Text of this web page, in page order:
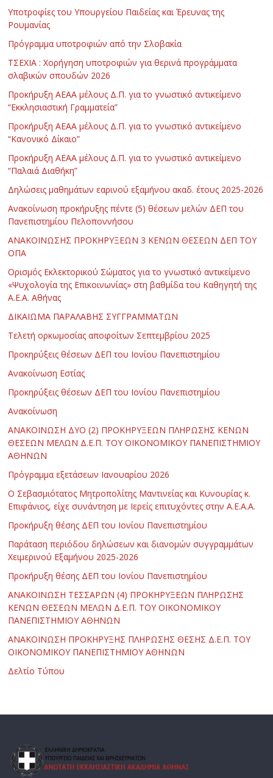
Υποτροφίες του Υπουργείου Παιδείας και Έρευνας της
Ρουμανίας
Πρόγραμμα υποτροφιών από την Σλοβακία
ΤΣΕΧΙΑ : Χορήγηση υποτροφιών για θερινά προγράμματα
σλαβικών σπουδών 2026
Προκήρυξη ΑΕΑΑ μέλους Δ.Π. για το γνωστικό αντικείμενο
“Εκκλησιαστική Γραμματεία”
Προκήρυξη ΑΕΑΑ μέλους Δ.Π. για το γνωστικό αντικείμενο
“Κανονικό Δίκαιο”
Προκήρυξη ΑΕΑΑ μέλους Δ.Π. για το γνωστικό αντικείμενο
“Παλαιά Διαθήκη”
Δηλώσεις μαθημάτων εαρινού εξαμήνου ακαδ. έτους 2025-2026
Ανακοίνωση προκήρυξης πέντε (5) θέσεων μελών ΔΕΠ του
Πανεπιστημίου Πελοποννήσου
ΑΝΑΚΟΙΝΩΣΗΣ ΠΡΟΚΗΡΥΞΕΩΝ 3 ΚΕΝΩΝ ΘΕΣΕΩΝ ΔΕΠ ΤΟΥ
ΟΠΑ
Ορισμός Εκλεκτορικού Σώματος για το γνωστικό αντικείμενο
«Ψυχολογία της Επικοινωνίας» στη βαθμίδα του Καθηγητή της
Α.Ε.Α. Αθήνας
ΔΙΚΑΙΩΜΑ ΠΑΡΑΛΑΒΗΣ ΣΥΓΓΡΑΜΜΑΤΩΝ
Τελετή ορκωμοσίας αποφοίτων Σεπτεμβρίου 2025
Προκηρύξεις θέσεων ΔΕΠ του Ιονίου Πανεπιστημίου
Ανακοίνωση Εστίας
Προκηρύξεις θέσεων ΔΕΠ του Ιονίου Πανεπιστημίου
Ανακοίνωση
ΑΝΑΚΟΙΝΩΣΗ ΔΥΟ (2) ΠΡΟΚΗΡΥΞΕΩΝ ΠΛΗΡΩΣΗΣ ΚΕΝΩΝ
ΘΕΣΕΩΝ ΜΕΛΩΝ Δ.Ε.Π. ΤΟΥ ΟΙΚΟΝΟΜΙΚΟΥ ΠΑΝΕΠΙΣΤΗΜΙΟΥ
ΑΘΗΝΩΝ
Πρόγραμμα εξετάσεων Ιανουαρίου 2026
Ο Σεβασμιότατος Μητροπολίτης Μαντινείας και Κυνουρίας κ.
Επιφάνιος, είχε συνάντηση με Ιερείς επιτυχόντες στην Α.Ε.Α.Α.
Προκήρυξη θέσης ΔΕΠ του Ιονίου Πανεπιστημίου
Παράταση περιόδου δηλώσεων και διανομών συγγραμμάτων
Χειμερινού Εξαμήνου 2025-2026
Προκήρυξη θέσης ΔΕΠ του Ιονίου Πανεπιστημίου
ΑΝΑΚΟΙΝΩΣΗ ΤΕΣΣΑΡΩΝ (4) ΠΡΟΚΗΡΥΞΕΩΝ ΠΛΗΡΩΣΗΣ
ΚΕΝΩΝ ΘΕΣΕΩΝ ΜΕΛΩΝ Δ.Ε.Π. ΤΟΥ ΟΙΚΟΝΟΜΙΚΟΥ
ΠΑΝΕΠΙΣΤΗΜΙΟΥ ΑΘΗΝΩΝ
ΑΝΑΚΟΙΝΩΣΗ ΠΡΟΚΗΡΥΞΗΣ ΠΛΗΡΩΣΗΣ ΘΕΣΗΣ Δ.Ε.Π. ΤΟΥ
ΟΙΚΟΝΟΜΙΚΟΥ ΠΑΝΕΠΙΣΤΗΜΙΟΥ ΑΘΗΝΩΝ
Δελτίο Τύπου